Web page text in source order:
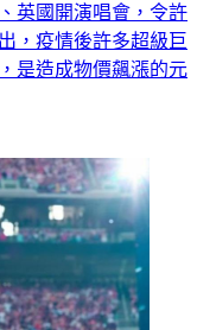
售紀錄。泰勒絲日前
英國開演唱會，令許
，疫情後許多超級巨
是造成物價飆漲的元